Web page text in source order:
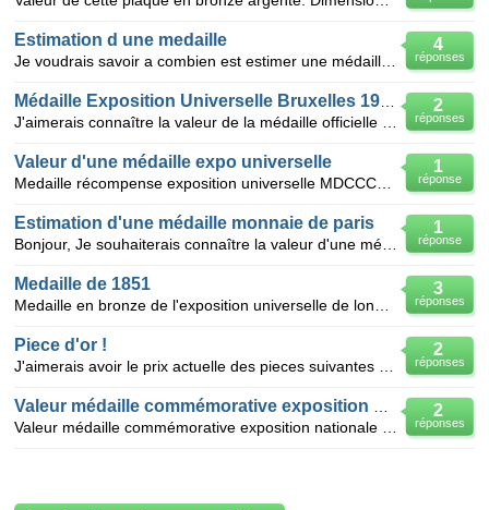
4
réponses
Estimation d une medaille
2
réponses
1
réponse
Valeur d'une médaille expo universelle
1
réponse
Estimation d'une médaille monnaie de paris
3
réponses
Medaille de 1851
2
réponses
Piece d'or !
2
réponses